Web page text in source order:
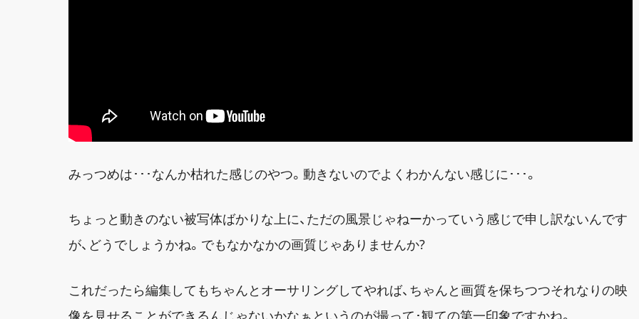
みっつめは･･･なんか枯れた感じのやつ。動きないのでよくわかんない感じに･･･。
ちょっと動きのない被写体ばかりな上に、ただの風景じゃねーかっていう感じで申し訳ないんです
が、どうでしょうかね。でもなかなかの画質じゃありませんか?
これだったら編集してもちゃんとオーサリングしてやれば、ちゃんと画質を保ちつつそれなりの映
像を見せることができるんじゃないかなぁというのが撮って･観ての第一印象ですかね。